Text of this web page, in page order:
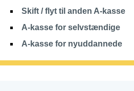
Skift / flyt til anden A-kasse
A-kasse for selvstændige
A-kasse for nyuddannede